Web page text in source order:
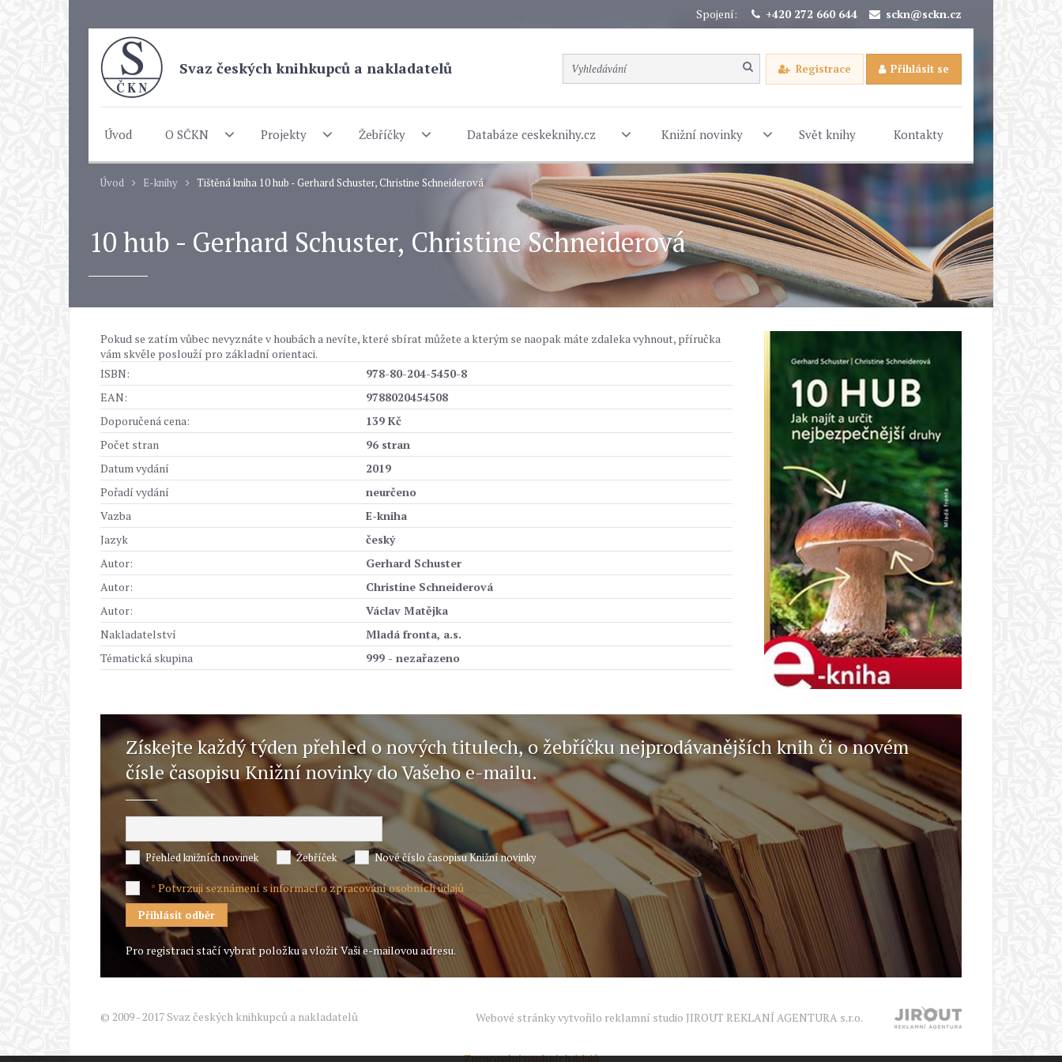
Spojení: +420 272 660 644 sckn@sckn.cz
Svaz českých knihkupců a nakladatelů Registrace Přihlásit se
Úvod O SČKN Projekty Žebříčky Databáze ceskeknihy.cz Knižní novinky Svět knihy Kontakty
Úvod E-knihy Tištěná kniha 10 hub - Gerhard Schuster, Christine Schneiderová
10 hub - Gerhard Schuster, Christine Schneiderová
Pokud se zatím vůbec nevyznáte v houbách a nevíte, které sbírat můžete a kterým se naopak máte zdaleka vyhnout, příručka
vám skvěle poslouží pro základní orientaci.
ISBN:
978-80-204-5450-8
EAN:
9788020454508
Doporučená cena:
139 Kč
Počet stran
96 stran
Datum vydání
2019
Pořadí vydání
neurčeno
Vazba
E-kniha
Jazyk
český
Autor:
Gerhard Schuster
Autor:
Christine Schneiderová
Autor:
Václav Matějka
Nakladatelství
Mladá fronta, a.s.
Tématická skupina
999 - nezařazeno
Získejte každý týden přehled o nových titulech, o žebříčku nejprodávanějších knih či o novém
čísle časopisu Knižní novinky do Vašeho e-mailu.
Přehled knižních novinek Žebříček Nové číslo časopisu Knižní novinky
*Potvrzuji seznámení s informací o zpracování osobních údajů
Pro registraci stačí vybrat položku a vložit Vaši e-mailovou adresu.
© 2009 - 2017 Svaz českých knihkupců a nakladatelů Webové stránky vytvořilo reklamní studio JIROUT REKLANÍ AGENTURA s.r.o.
Zpracování osobních údajů